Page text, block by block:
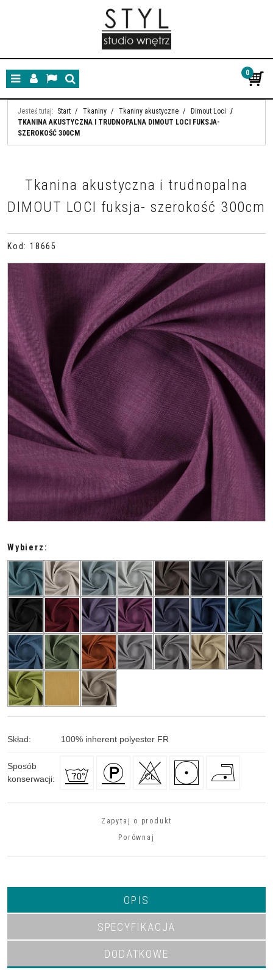
MenuPanelLangSzukaj
0
Jesteś tutaj: Start / Tkaniny / Tkaniny akustyczne / Dimout Loci /
TKANINA AKUSTYCZNA I TRUDNOPALNA DIMOUT LOCI FUKSJA-
SZEROKOŚĆ 300CM
Tkanina akustyczna i trudnopalna
DIMOUT LOCI fuksja- szerokość 300cm
Kod : 18665
Wybierz:
Skład: 100% inherent polyester FR
Sposób
konserwacji:
Zapytaj o produkt
Porównaj
OPIS
SPECYFIKACJA
DODATKOWE